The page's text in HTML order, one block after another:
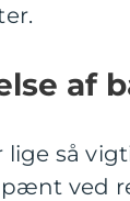
af
lige så
ved